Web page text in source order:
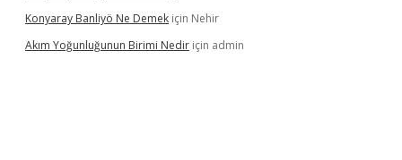
Konyaray Banliyö Ne Demek için Nehir
Akım Yoğunluğunun Birimi Nedir için admin